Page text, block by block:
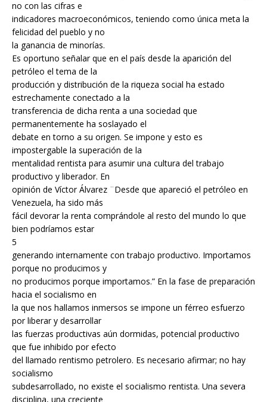
no con las cifras e
indicadores macroeconómicos, teniendo como única meta la
felicidad del pueblo y no
la ganancia de minorías.
Es oportuno señalar que en el país desde la aparición del
petróleo el tema de la
producción y distribución de la riqueza social ha estado
estrechamente conectado a la
transferencia de dicha renta a una sociedad que
permanentemente ha soslayado el
debate en torno a su origen. Se impone y esto es
impostergable la superación de la
mentalidad rentista para asumir una cultura del trabajo
productivo y liberador. En
opinión de Víctor Álvarez ¨Desde que apareció el petróleo en
Venezuela, ha sido más
fácil devorar la renta comprándole al resto del mundo lo que
bien podríamos estar
5
generando internamente con trabajo productivo. Importamos
porque no producimos y
no producimos porque importamos.” En la fase de preparación
hacia el socialismo en
la que nos hallamos inmersos se impone un férreo esfuerzo
por liberar y desarrollar
las fuerzas productivas aún dormidas, potencial productivo
que fue inhibido por efecto
del llamado rentismo petrolero. Es necesario afirmar; no hay
socialismo
subdesarrollado, no existe el socialismo rentista. Una severa
disciplina, una creciente